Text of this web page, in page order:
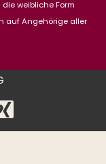
weibliche Form
auf Angehörige aller